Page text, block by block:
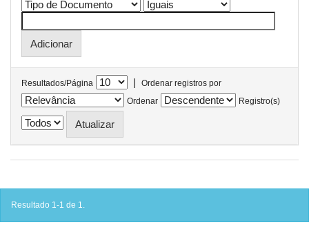
Resultados/Página |
Ordenar registros por
Ordenar
Registro(s)
Resultado 1-1 de 1.